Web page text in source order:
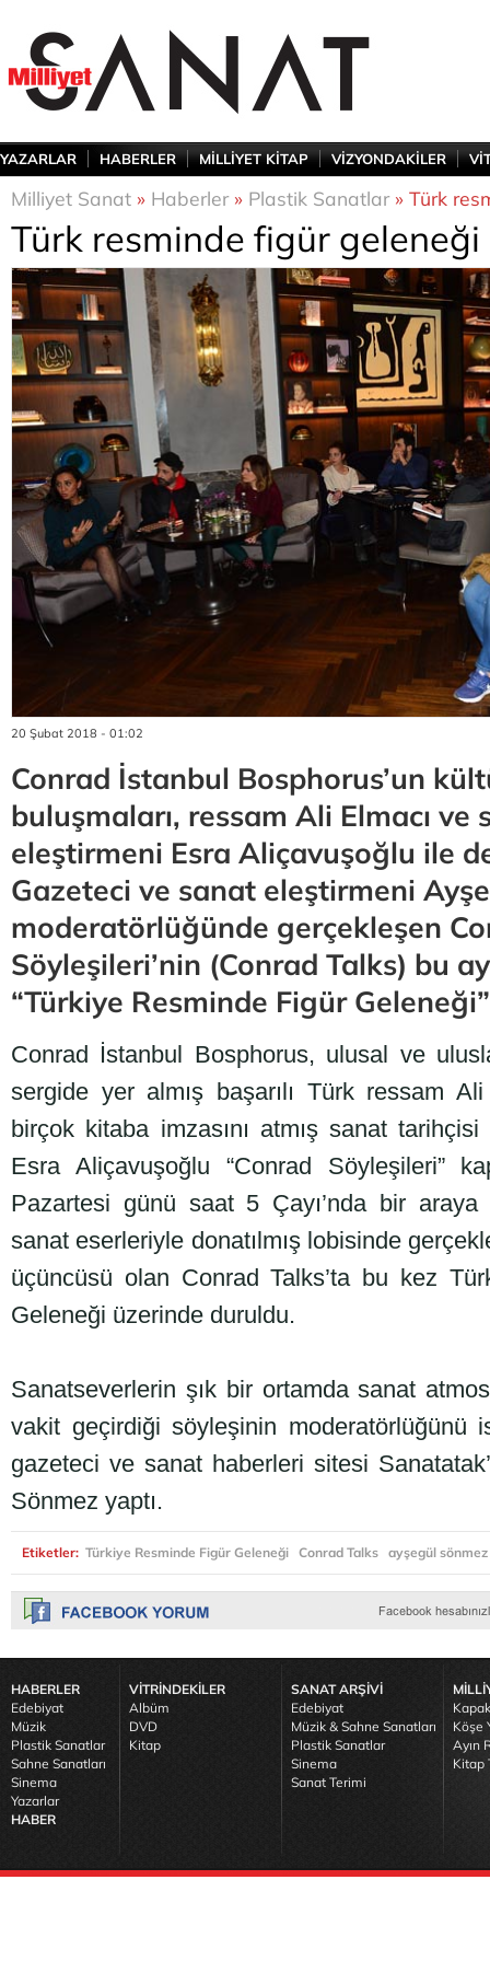
YAZARLAR HABERLER MİLLİYET KİTAP VİZYONDAKİLER
Milliyet Sanat » Haberler» Plastik Sanatlar» Türk
Türk resminde figür geleneği
20 Şubat 2018 - 01:02
Conrad İstanbul Bosphorus’un
buluşmaları, ressam Ali Elmacı
eleştirmeni Esra Aliçavuşoğlu ile
Gazeteci ve sanat eleştirmeni
moderatörlüğünde gerçekleşen
Söyleşileri’nin (Conrad Talks) bu
“Türkiye Resminde Figür
Conrad İstanbul Bosphorus, ulusal ve
sergide yer almış başarılı Türk ressam
birçok kitaba imzasını atmış sanat
Esra Aliçavuşoğlu “Conrad Söyleşileri”
Pazartesi günü saat 5 Çayı’nda bir
sanat eserleriyle donatılmış lobisinde
üçüncüsü olan Conrad Talks’ta bu kez
Geleneği üzerinde duruldu.
Sanatseverlerin şık bir ortamda sanat
vakit geçirdiği söyleşinin moderatörlüğünü
gazeteci ve sanat haberleri sitesi
Sönmez yaptı.
Etiketler: Türkiye Resminde Figür Geleneği Conrad Talks ayşegül sönmez
HABERLER
Edebiyat
Müzik
Plastik Sanatlar
Sahne Sanatları
Sinema
Yazarlar
HABER
VİTRİNDEKİLER
Albüm
DVD
Kitap
SANAT ARŞİVİ
Edebiyat
Müzik & Sahne Sanatları
Plastik Sanatlar
Sinema
Sanat Terimi
Köşe
Ayın
Kitap